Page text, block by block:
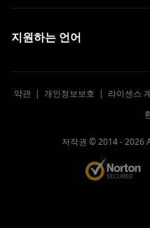
지원하는 언어
약관| 개인정보보호 | 라이센스
저작권 © 2014 -2026